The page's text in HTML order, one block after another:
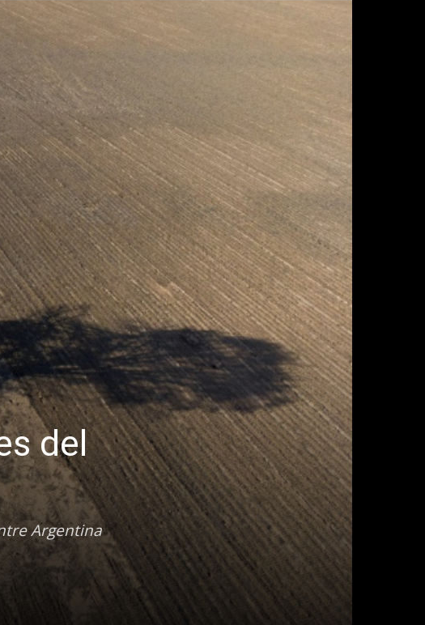
del
Argentina